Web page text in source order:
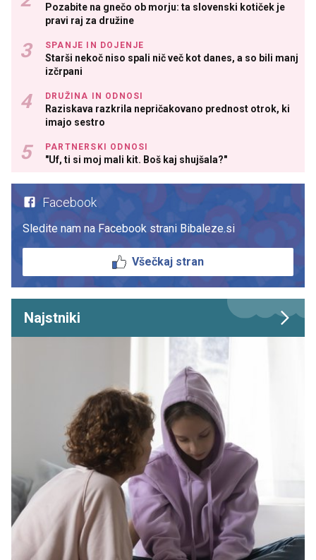
Pozabite na gnečo ob morju: ta slovenski kotiček je
pravi raj za družine
SPANJE IN DOJENJE
Starši nekoč niso spali nič več kot danes, a so bili manj
izčrpani
DRUŽINA IN ODNOSI
Raziskava razkrila nepričakovano prednost otrok, ki
imajo sestro
PARTNERSKI ODNOSI
"Uf, ti si moj mali kit. Boš kaj shujšala?"
Facebook
Sledite nam na Facebook strani Bibaleze.si
Všečkaj stran
Najstniki